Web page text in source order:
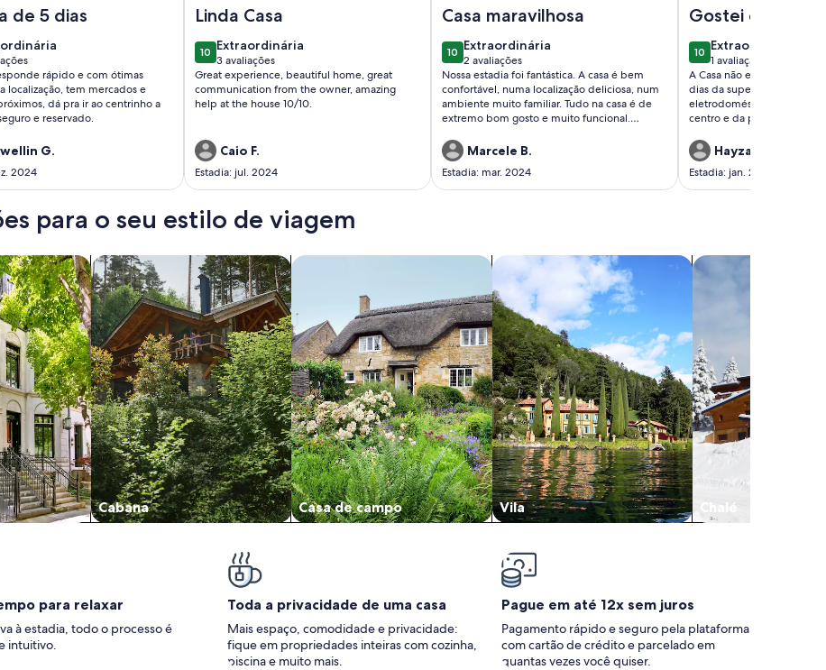
de 5 dias
rápido e com ótimas
localização, tem mercados e
dá pra ir ao centrinho a
e reservado.
G.
2024
Linda Casa
1010 de 10
Extraordinária
extraordinária
3 avaliações
(3
avaliações)
Great experience, beautiful home, great
communication from the owner, amazing
help at the house 10/10.
Caio F.
Estadia: jul. 2024
Casa maravilhosa
1010 de 10
Extraordinária
extraordinária
2 avaliações
(2
avaliações)
Nossa estadia foi fantástica. A casa é bem
confortável, numa localização deliciosa, num
ambiente muito familiar. Tudo na casa é de
extremo bom gosto e muito funcional.
Marcele B.
Estadia: mar. 2024
Gostei da casa
1010 de 10
Extraordinária
extraordinária
1 avaliação
(1
avaliação)
A Casa não e muito
dias da super certo, ela é
eletrodomésticos e
centro e da praia.
também prestativa, voltaria
Hayza M.
Estadia: jan. 2023
para o seu estilo de viagem
Cabana
buscar cabanas
Casa de campo
buscar casas de campo
Vila
buscar vilas
Chalé
buscar chalés
para relaxar
à estadia, todo o processo é
intuitivo.
Toda a privacidade de uma casa
Mais espaço, comodidade e privacidade:
fique em propriedades inteiras com cozinha,
piscina e muito mais.
Pague em até 12x sem juros
Pagamento rápido e seguro pela plataforma
com cartão de crédito e parcelado em
quantas vezes você quiser.